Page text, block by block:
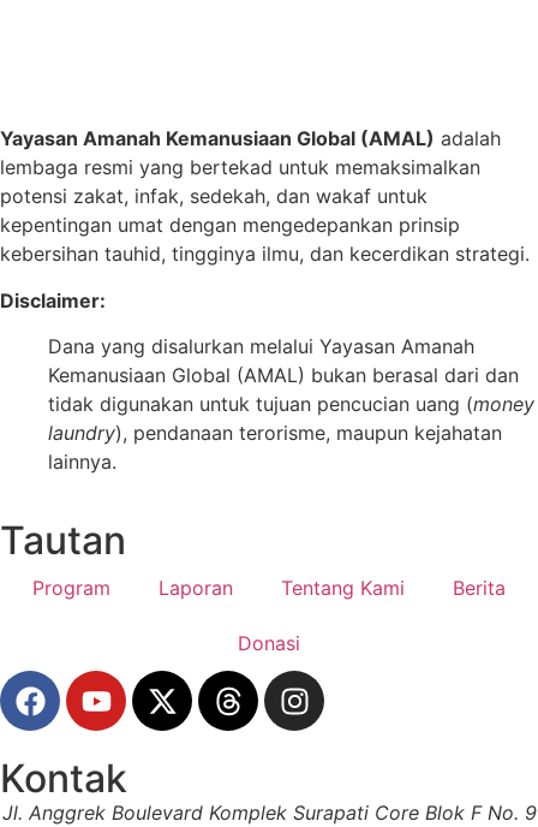
Yayasan Amanah Kemanusiaan Global (AMAL) adalah
lembaga resmi yang bertekad untuk memaksimalkan
potensi zakat, infak, sedekah, dan wakaf untuk
kepentingan umat dengan mengedepankan prinsip
kebersihan tauhid, tingginya ilmu, dan kecerdikan strategi.
Disclaimer:
Dana yang disalurkan melalui Yayasan Amanah
Kemanusiaan Global (AMAL) bukan berasal dari dan
tidak digunakan untuk tujuan pencucian uang (money
laundry), pendanaan terorisme, maupun kejahatan
lainnya.
Tautan
Program Laporan Tentang Kami Berita
Donasi
Kontak
Jl. Anggrek Boulevard Komplek Surapati Core Blok F No. 9